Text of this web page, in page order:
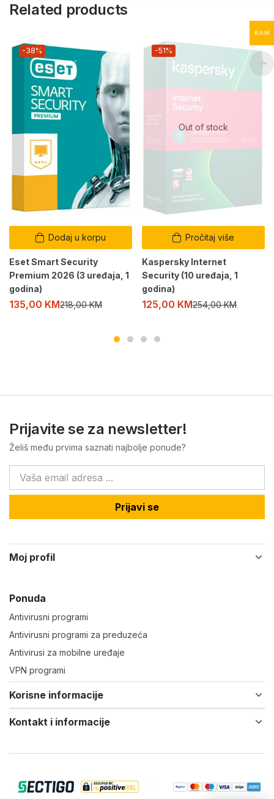
Related products
Dodaj u korpu
-38%
Eset Smart Security
Premium 2026 (3 uređaja, 1
godina)
135,00 KM218,00KM
Out of stock
Pročitaj više
-51%
Kaspersky Internet
Security (10 uređaja, 1
godina)
125,00 KM254,00KM
Prijavite se za newsletter!
Želiš među prvima saznati najbolje ponude?
Prijavi se
Moj profil
Ponuda
Antivirusni programi
Antivirusni programi za preduzeća
Antivirusi za mobilne uređaje
VPN programi
Korisne informacije
Kontakt i informacije
BAM